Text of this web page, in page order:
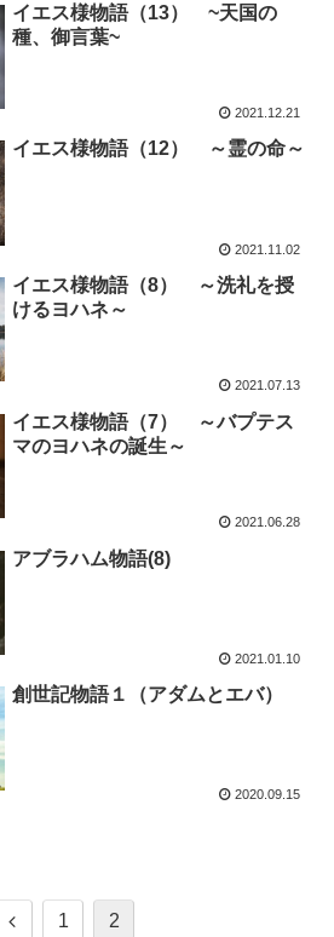
イエス様物語（13） ~天国の
種、御言葉~
2021.12.21
イエス様物語（12） ～霊の命～
2021.11.02
イエス様物語（8） ～洗礼を授
けるヨハネ～
2021.07.13
イエス様物語（7） ～バプテス
マのヨハネの誕生～
2021.06.28
アブラハム物語(8)
2021.01.10
創世記物語１（アダムとエバ）
2020.09.15
前 1 2